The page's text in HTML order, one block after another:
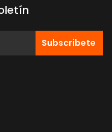
Subscribete